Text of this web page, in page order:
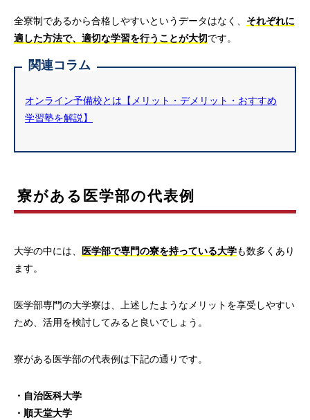
全寮制であるから合格しやすいというデータはなく、 それぞれに
適した方法で、適切な学習を行うことが大切です。
関連コラム
オンライン予備校とは【メリット・デメリット・おすすめ
学習塾を解説】
寮がある医学部の代表例
大学の中には、 医学部で専門の寮を持っている大学も数多くあり
ます。
医学部専門の大学寮は、上述したようなメリットを享受しやすい
ため、活用を検討してみると良いでしょう。
寮がある医学部の代表例は下記の通りです。
・自治医科大学
・順天堂大学